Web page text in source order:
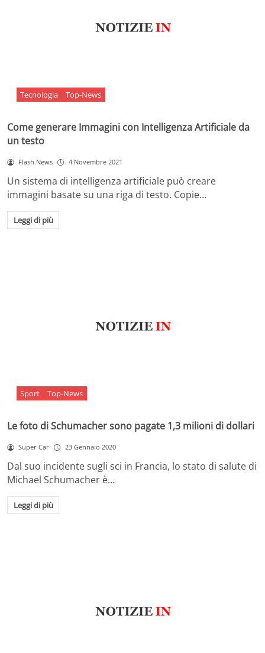
Tecnologia Top-News
Come generare Immagini con Intelligenza Artificiale da
un testo
Flash News 4 Novembre 2021
Un sistema di intelligenza artificiale può creare
immagini basate su una riga di testo. Copie…
Leggi di più
Sport Top-News
Le foto di Schumacher sono pagate 1,3 milioni di dollari
Super Car 23 Gennaio 2020
Dal suo incidente sugli sci in Francia, lo stato di salute di
Michael Schumacher è…
Leggi di più